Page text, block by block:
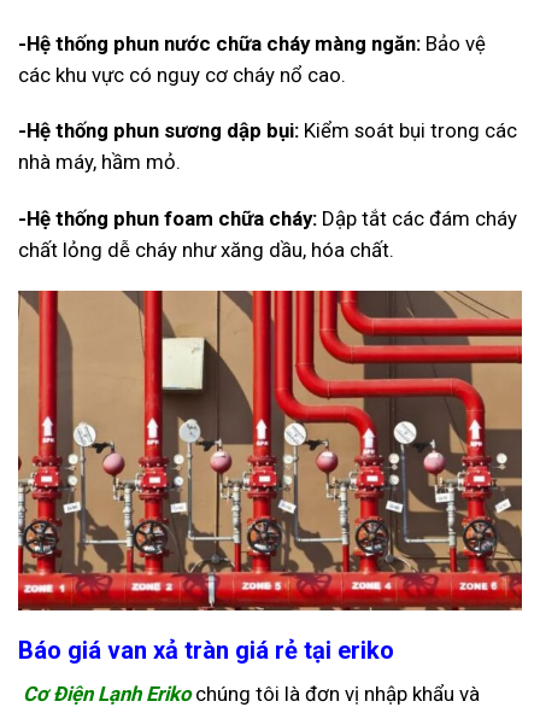
-Hệ thống phun nước chữa cháy màng ngăn: Bảo vệ
các khu vực có nguy cơ cháy nổ cao.
-Hệ thống phun sương dập bụi: Kiểm soát bụi trong các
nhà máy, hầm mỏ.
-Hệ thống phun foam chữa cháy: Dập tắt các đám cháy
chất lỏng dễ cháy như xăng dầu, hóa chất.
Báo giá van xả tràn giá rẻ tại eriko
Cơ Điện Lạnh Erikochúng tôi là đơn vị nhập khẩu và